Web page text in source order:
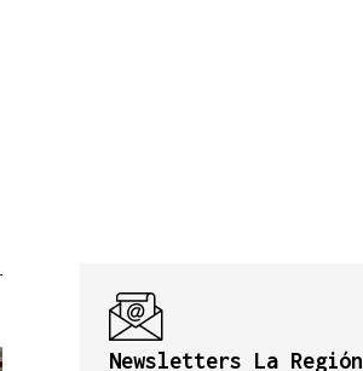
Newsletters La Región